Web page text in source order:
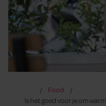
Food
Is het goed voor je om